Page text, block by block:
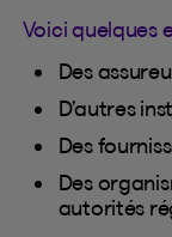
Voici quelques
Des
D’autres
Des
Des
autorités